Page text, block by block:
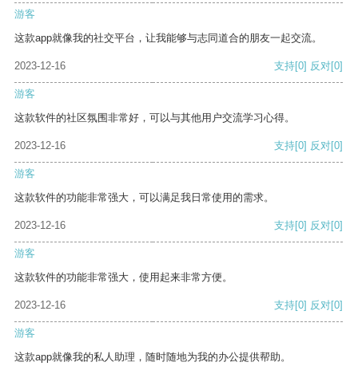
游客
这款app就像我的社交平台，让我能够与志同道合的朋友一起交流。
2023-12-16 支持[0] 反对[0]
游客
这款软件的社区氛围非常好，可以与其他用户交流学习心得。
2023-12-16 支持[0] 反对[0]
游客
这款软件的功能非常强大，可以满足我日常使用的需求。
2023-12-16 支持[0] 反对[0]
游客
这款软件的功能非常强大，使用起来非常方便。
2023-12-16 支持[0] 反对[0]
游客
这款app就像我的私人助理，随时随地为我的办公提供帮助。